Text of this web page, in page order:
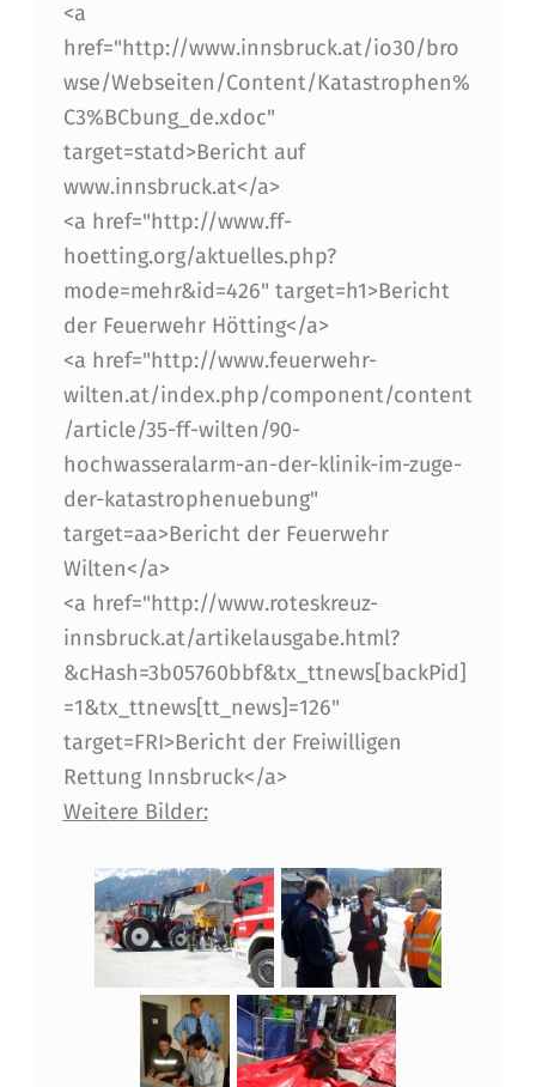
<a
href="http://www.innsbruck.at/io30/bro
wse/Webseiten/Content/Katastrophen%
C3%BCbung_de.xdoc"
target=statd>Bericht auf
www.innsbruck.at</a>
<a href="http://www.ff-
hoetting.org/aktuelles.php?
mode=mehr&id=426" target=h1>Bericht
der Feuerwehr Hötting</a>
<a href="http://www.feuerwehr-
wilten.at/index.php/component/content
/article/35-ff-wilten/90-
hochwasseralarm-an-der-klinik-im-zuge-
der-katastrophenuebung"
target=aa>Bericht der Feuerwehr
Wilten</a>
<a href="http://www.roteskreuz-
innsbruck.at/artikelausgabe.html?
&cHash=3b05760bbf&tx_ttnews[backPid]
=1&tx_ttnews[tt_news]=126"
target=FRI>Bericht der Freiwilligen
Rettung Innsbruck</a>
Weitere Bilder: